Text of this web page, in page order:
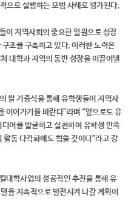
으로 실행하는 모범 사례로 평가된다.
이 지역사회의 중요한 일원으로 성장
조를 구축하고 있다. 이러한 노력은
대학과 지역의 동반 성장을 이끌어낼
쌀 기증식을 통해 유학생들이 지역사
이어가기를 바란다”라며 “앞으로도 유
어를 발굴하고 실천하여 유학생 만족
동 다각화에도 힘쓸 것이다”라고 강
대학사업의 성공적인 추진을 통해 유
을 지속적으로 발전시켜 나갈 계획이